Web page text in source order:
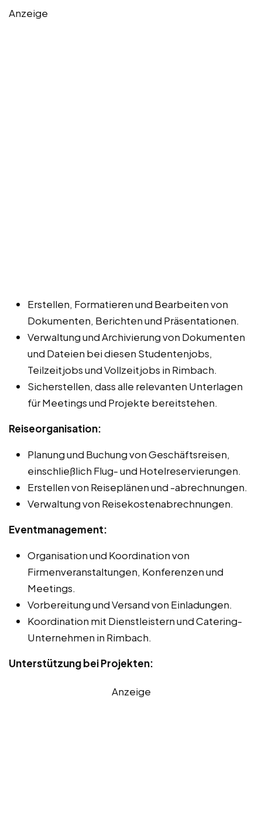
Anzeige
Erstellen, Formatieren und Bearbeiten von
Dokumenten, Berichten und Präsentationen.
Verwaltung und Archivierung von Dokumenten
und Dateien bei diesen Studentenjobs,
Teilzeitjobs und Vollzeitjobs in Rimbach.
Sicherstellen, dass alle relevanten Unterlagen
für Meetings und Projekte bereitstehen.
Reiseorganisation:
Planung und Buchung von Geschäftsreisen,
einschließlich Flug- und Hotelreservierungen.
Erstellen von Reiseplänen und -abrechnungen.
Verwaltung von Reisekostenabrechnungen.
Eventmanagement:
Organisation und Koordination von
Firmenveranstaltungen, Konferenzen und
Meetings.
Vorbereitung und Versand von Einladungen.
Koordination mit Dienstleistern und Catering-
Unternehmen in Rimbach.
Unterstützung bei Projekten:
Anzeige